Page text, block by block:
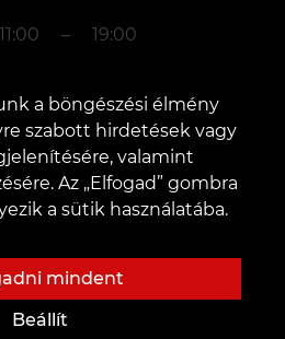
v. Győr
11:00 – 19:00
a böngészési élmény
szabott hirdetések vagy
valamint
Az „Elfogad” gombra
a sütik használatába.
mindent
Beállít